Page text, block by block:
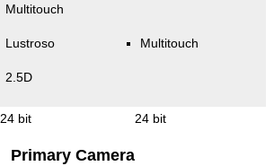
Multitouch
Lustroso
2.5D
Multitouch
24 bit 24 bit
Primary Camera